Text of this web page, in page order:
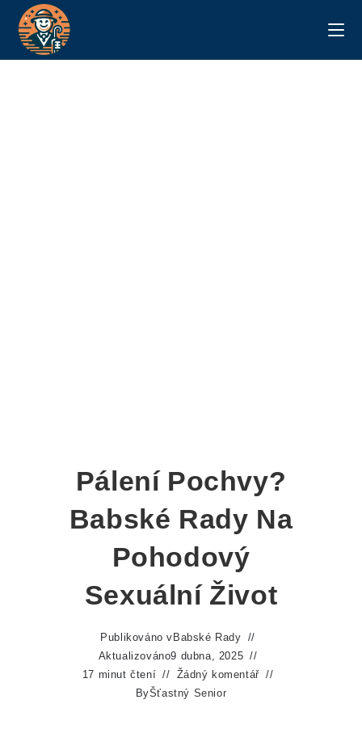
Pálení Pochvy?
Babské Rady Na
Pohodový
Sexuální Život
Publikováno v Babské Rady
Aktualizováno9 dubna, 2025
17 minut čtení
Žádný komentář
ByŠťastný Senior